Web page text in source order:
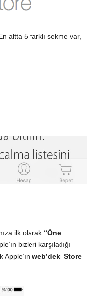
altta 5 farklı sekme var,
ilk olarak “Öne
bizleri karşıladığı
web’deki Store